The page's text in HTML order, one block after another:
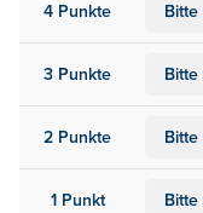
4 Punkte
3 Punkte
2 Punkte
1 Punkt